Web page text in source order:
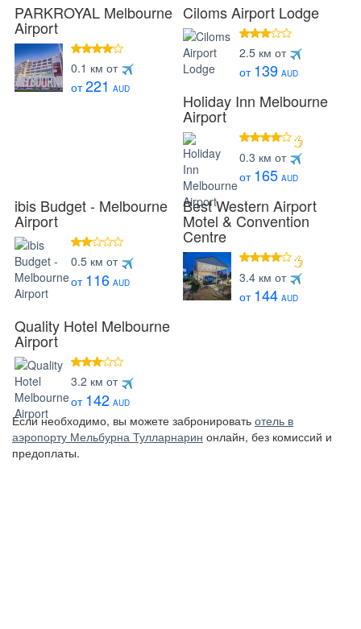
PARKROYAL Melbourne
Airport
4 звезды
0.1 км от
от221 AUD
Ciloms Airport Lodge
3 звезды
2.5 км от
от 139 AUD
Holiday Inn Melbourne
Airport
4 звезды
0.3 км от
от 165 AUD
ibis Budget - Melbourne
Airport
2 звезды
0.5 км от
от 116 AUD
Best Western Airport
Motel & Convention
Centre
4 звезды
3.4 км от
от 144 AUD
Quality Hotel Melbourne
Airport
3 звезды
3.2 км от
от 142 AUD
Если необходимо, вы можете забронировать отель в
аэропорту Мельбурна Тулларнарин онлайн, без комиссий и
предоплаты.